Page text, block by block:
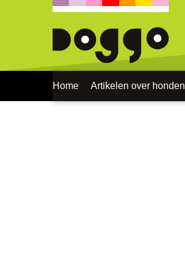
Home Artikelen over honden